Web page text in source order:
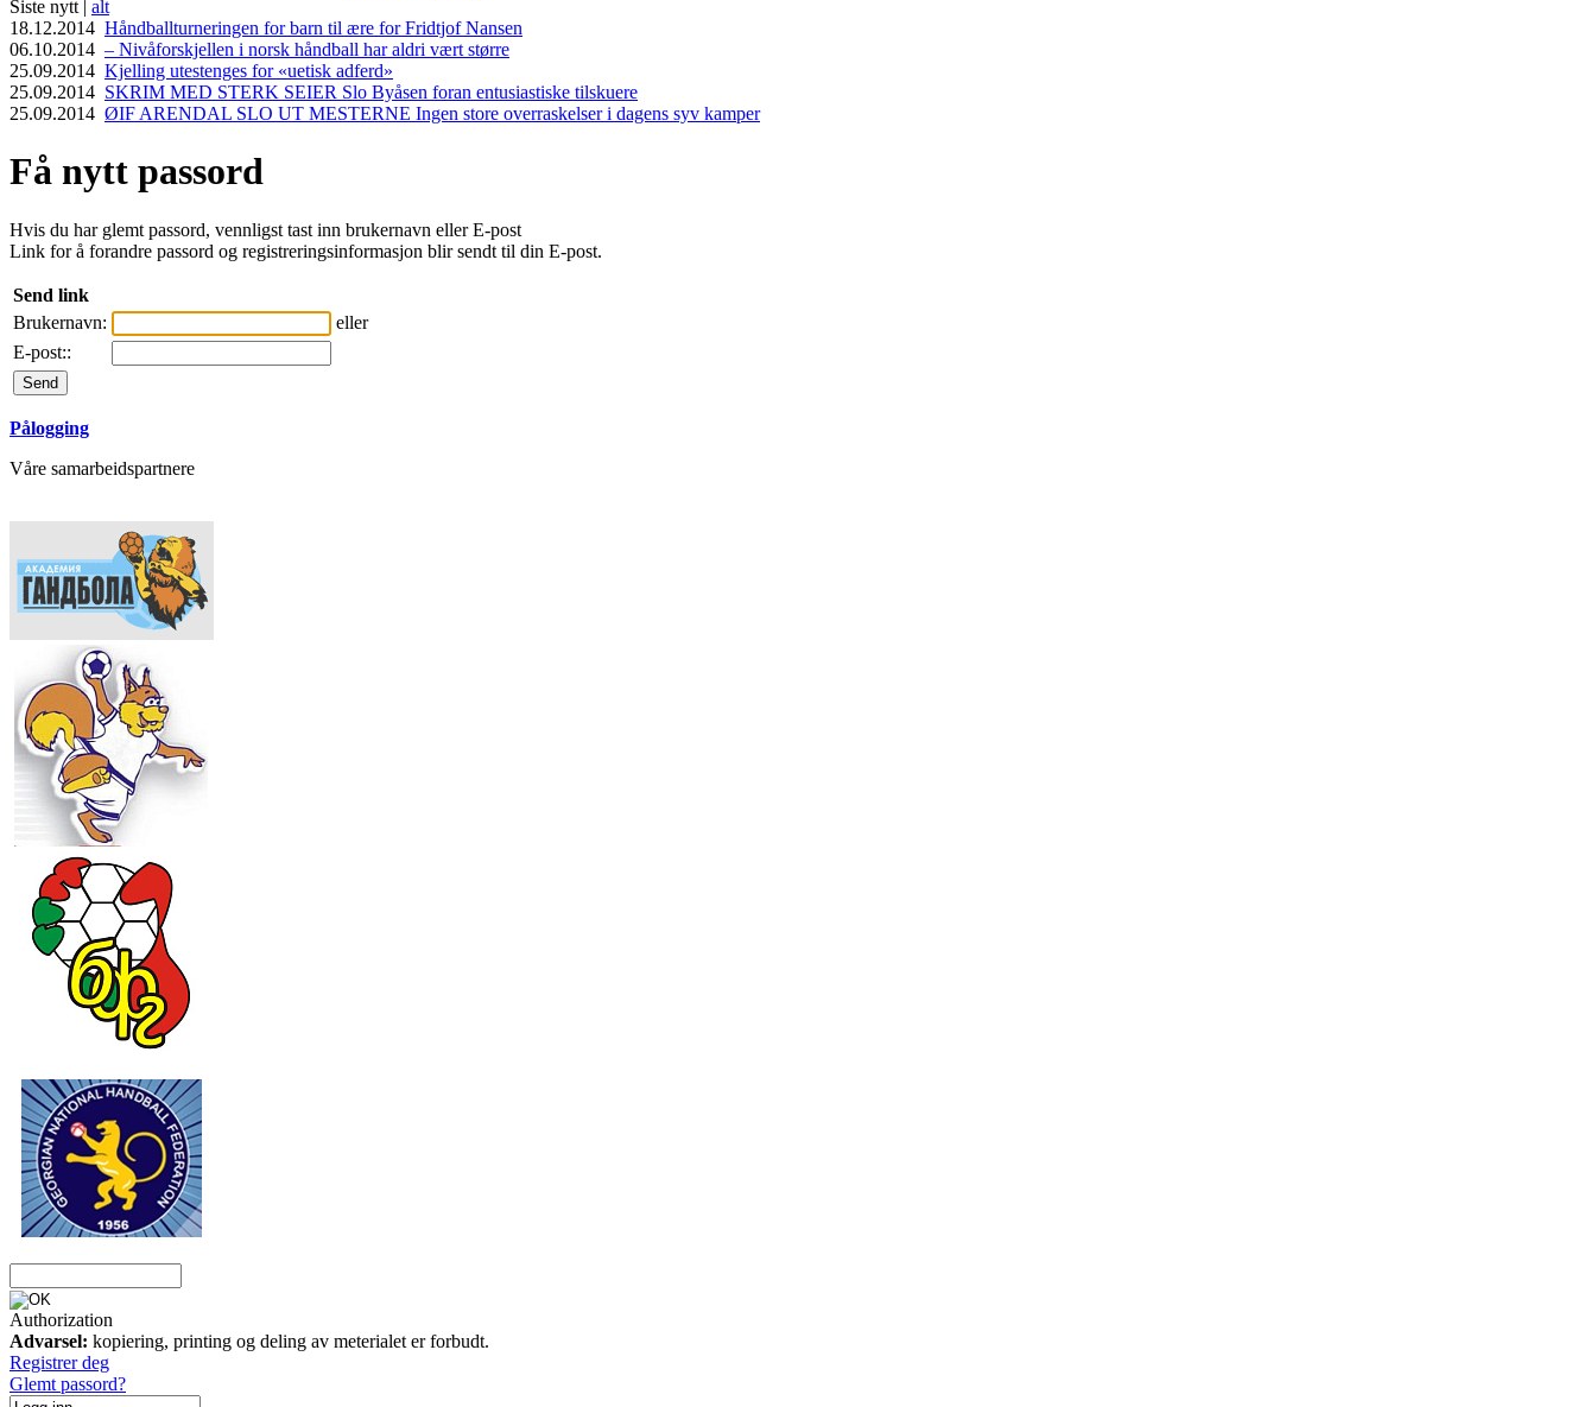
Siste nytt | alt
18.12.2014 Håndballturneringen for barn til ære for Fridtjof Nansen
06.10.2014 – Nivåforskjellen i norsk håndball har aldri vært større
25.09.2014 Kjelling utestenges for «uetisk adferd»
25.09.2014 SKRIM MED STERK SEIER Slo Byåsen foran entusiastiske tilskuere
25.09.2014 ØIF ARENDAL SLO UT MESTERNE Ingen store overraskelser i dagens syv kamper
Få nytt passord
Hvis du har glemt passord, vennligst tast inn brukernavn eller E-post
Link for å forandre passord og registreringsinformasjon blir sendt til din E-post.
Send link
Brukernavn:
eller
E-post::
Pålogging
Våre samarbeidspartnere
Authorization
Advarsel: kopiering, printing og deling av meterialet er forbudt.
Registrer deg
Glemt passord?